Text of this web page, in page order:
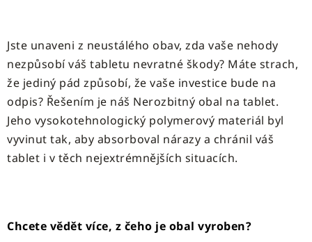
Jste unaveni z neustálého obav, zda vaše nehody
nezpůsobí váš tabletu nevratné škody? Máte strach,
že jediný pád způsobí, že vaše investice bude na
odpis? Řešením je náš Nerozbitný obal na tablet.
Jeho vysokotehnologický polymerový materiál byl
vyvinut tak, aby absorboval nárazy a chránil váš
tablet i v těch nejextrémnějších situacích.
Chcete vědět více, z čeho je obal vyroben?